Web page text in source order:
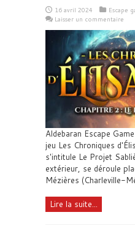
16 avril 2024
Escape
Laisser un commentaire
Aldebaran Escape
jeu Les Chroniques
s'intitule Le Projet
extérieur, se déroule
Mézières (Charleville-
Lire la suite...